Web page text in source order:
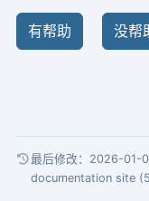
有帮助 没帮
最后修改：2026-01-
documentation site